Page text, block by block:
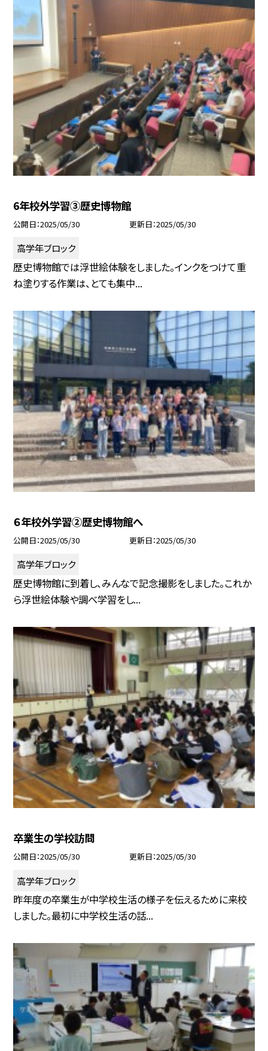
6年校外学習③歴史博物館
公開日 2025/05/30 更新日 2025/05/30
高学年ブロック
歴史博物館では浮世絵体験をしました。インクをつけて重
ね塗りする作業は、とても集中...
６年校外学習②歴史博物館へ
公開日 2025/05/30 更新日 2025/05/30
高学年ブロック
歴史博物館に到着し、みんなで記念撮影をしました。これか
ら浮世絵体験や調べ学習をし...
卒業生の学校訪問
公開日 2025/05/30 更新日 2025/05/30
高学年ブロック
昨年度の卒業生が中学校生活の様子を伝えるために来校
しました。最初に中学校生活の話...